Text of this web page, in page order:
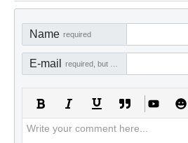
Name required
E-mail